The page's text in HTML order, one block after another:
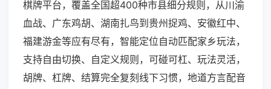
棋牌平台，覆盖全国超400种市县细分规则，从川渝
血战、广东鸡胡、湖南扎鸟到贵州捉鸡、安徽红中、
福建游金等应有尽有，智能定位自动匹配家乡玩法，
支持自由切换、自定义规则，可碰可杠、玩法灵活，
胡牌、杠牌、结算完全复刻线下习惯，地道方言配音